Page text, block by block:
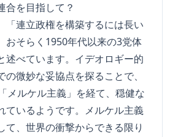
合を目指して？
「連立政権を構築するには長い
おそらく1950年代以来の3党体
述べています。イデオロギー的
微妙な妥協点を探ることで、
メルケル主義」を経て、穏健な
ているようです。メルケル主義
て、世界の衝撃からできる限り